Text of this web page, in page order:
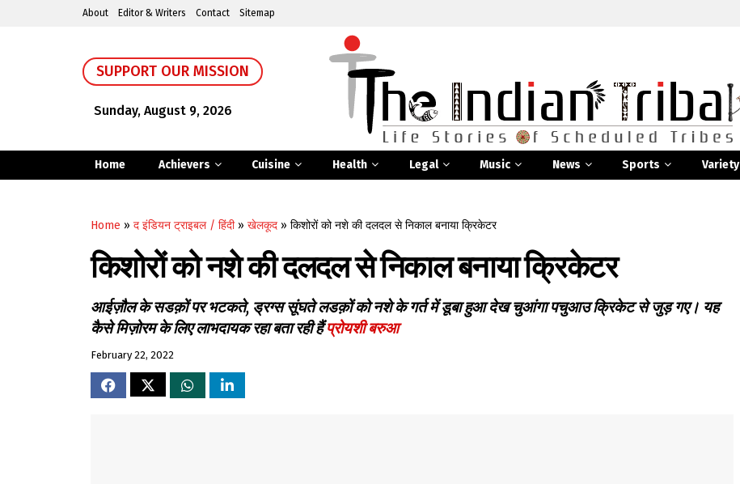
About Editor & Writers Contact Sitemap
SUPPORT OUR MISSION
Sunday, August 9, 2026
Home Achievers Cuisine Health Legal Music News Sports Variety
Home » द इंडियन ट्राइबल / हिंदी» खेलकूद » किशोरों को नशे की दलदल से निकाल बनाया क्रिकेटर
किशोरों को नशे की दलदल से निकाल बनाया क्रिकेटर
आईज़ौल के सडक़ों पर भटकते, ड्रग्स सूंघते लडक़ों को नशे के गर्त में डूबा हुआ देख चुआंगा पचुआउ क्रिकेट से जुड़ गए। यह
कैसे मिज़ोरम के लिए लाभदायक रहा बता रही हैंप्रोयशी बरुआ
February 22, 2022